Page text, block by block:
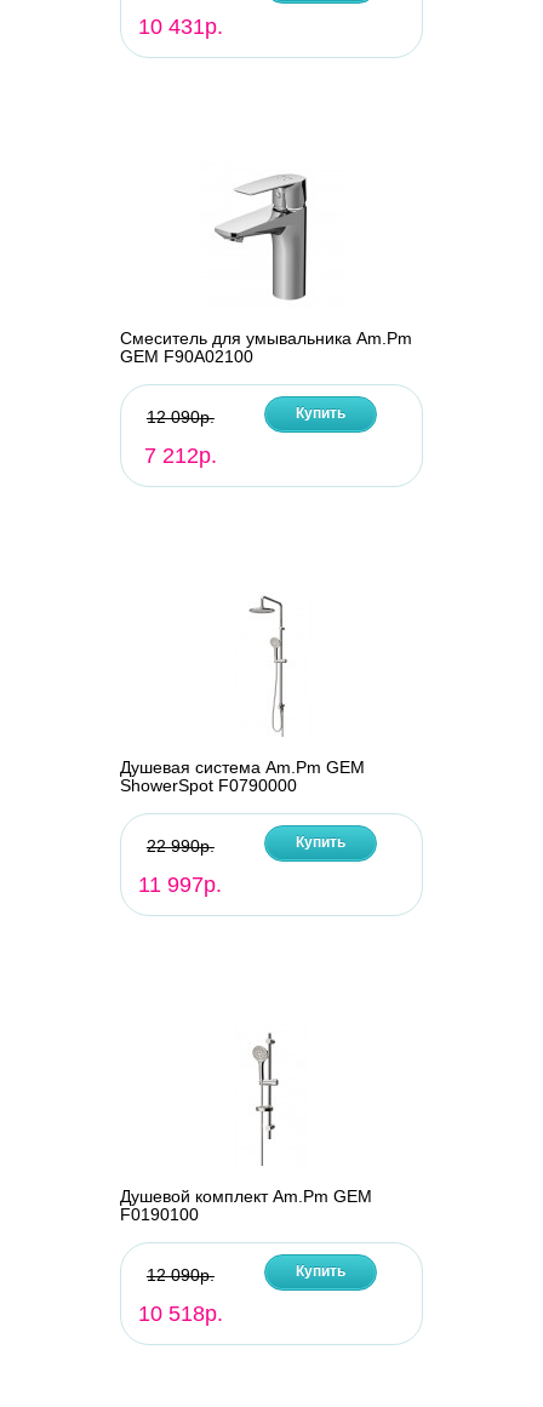
10 431р.
Смеситель для умывальника Am.Pm
GEM F90A02100
12 090р.
7 212р.
Купить
Душевая система Am.Pm GEM
ShowerSpot F0790000
22 990р.
11 997р.
Купить
Душевой комплект Am.Pm GEM
F0190100
12 090р.
10 518р.
Купить